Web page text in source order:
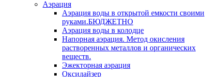
Аэрация
Аэрация воды в открытой емкости своими
руками.БЮДЖЕТНО
Аэрация воды в колодце
Напорная аэрация. Метод окисления
растворенных металлов и органических
веществ.
Эжекторная аэрация
Оксидайзер